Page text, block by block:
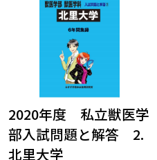
2020年度 私立獣医学
部入試問題と解答 2.
北里大学